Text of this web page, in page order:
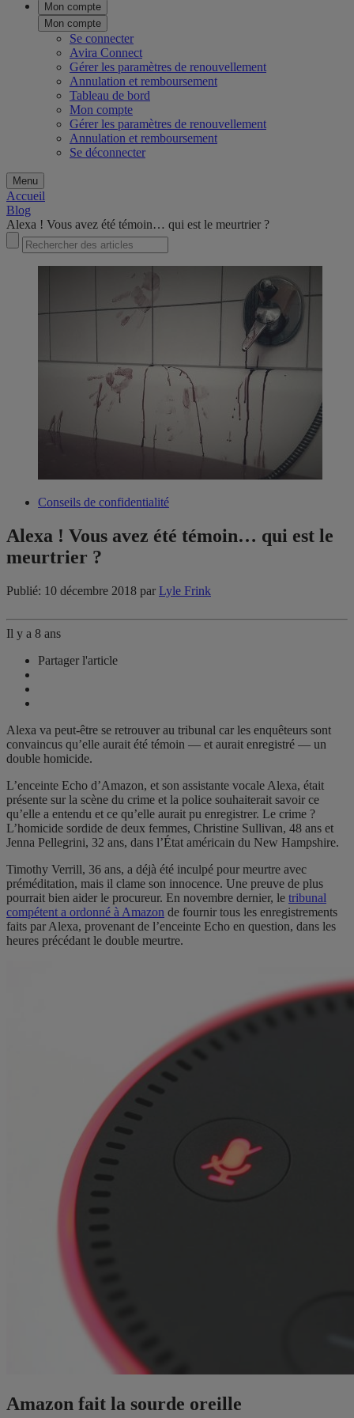
Mon compte
Mon compte
Se connecter
Avira Connect
Gérer les paramètres de renouvellement
Annulation et remboursement
Tableau de bord
Mon compte
Gérer les paramètres de renouvellement
Annulation et remboursement
Se déconnecter
Menu
Accueil
Blog
Alexa ! Vous avez été témoin… qui est le meurtrier ?
Conseils de confidentialité
Alexa ! Vous avez été témoin… qui est le
meurtrier ?
Publié: 10 décembre 2018 par Lyle Frink
Il y a 8 ans
Partager l'article
Alexa va peut-être se retrouver au tribunal car les enquêteurs sont
convaincus qu’elle aurait été témoin — et aurait enregistré — un
double homicide.
L’enceinte Echo d’Amazon, et son assistante vocale Alexa, était
présente sur la scène du crime et la police souhaiterait savoir ce
qu’elle a entendu et ce qu’elle aurait pu enregistrer. Le crime ?
L’homicide sordide de deux femmes, Christine Sullivan, 48 ans et
Jenna Pellegrini, 32 ans, dans l’État américain du New Hampshire.
Timothy Verrill, 36 ans, a déjà été inculpé pour meurtre avec
préméditation, mais il clame son innocence. Une preuve de plus
pourrait bien aider le procureur. En novembre dernier, le tribunal
compétent a ordonné à Amazon de fournir tous les enregistrements
faits par Alexa, provenant de l’enceinte Echo en question, dans les
heures précédant le double meurtre.
Amazon fait la sourde oreille